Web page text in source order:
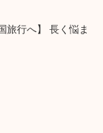
旅行へ】 長く悩ま